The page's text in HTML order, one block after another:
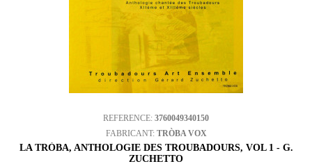
REFERENCE: 3760049340150
FABRICANT: TRÒBA VOX
LA TRÒBA, ANTHOLOGIE DES TROUBADOURS, VOL 1 - G.
ZUCHETTO